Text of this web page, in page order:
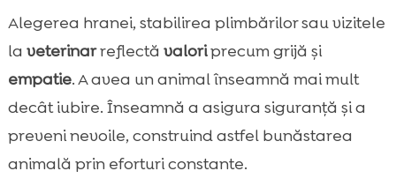
CricksyDog: alegere potrivită pentru câini
Ely wet food: când includem hrană umedă
în rutină
MeatLover treats: recompense 100% carne,
pentru dresaj și legătură

Mr. Easy vegan dressing pentru hrană
Alegerea hranei, stabilirea plimbărilor sau vizitele
la veterinarreflectă valoriprecum grijă și
empatie. A avea un animal înseamnă mai mult
decât iubire. Înseamnă a asigura siguranță și a
preveni nevoile, construind astfel bunăstarea
animală prin eforturi constante.